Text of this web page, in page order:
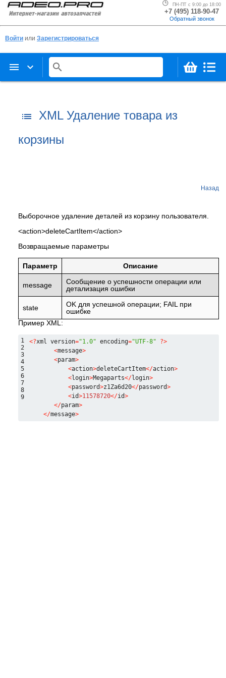
ПН-ПТ с 9:00 до 18:00
+7 (495) 118-90-47
Обратный звонок
Войти или Зарегистрироваться
menu keyboard_arrow_down search
list
XML Удаление товара из
корзины
Назад
Выборочное удаление деталей из корзину пользователя.
<action>deleteCartItem</action>
Возвращаемые параметры
Параметр Описание
message
Сообщение о успешности операции или
детализация ошибки
state
OK для успешной операции; FAIL при
ошибке
Пример XML:
1
2
3
4
5
6
7
8
9
<?xml version="1.0" encoding="UTF-8" ?>
<message>
<param>
<action>deleteCartItem</action>
<login>Megaparts</login>
<password>z1Za6d20</password>
<id>11578720</id>
</param>
</message>